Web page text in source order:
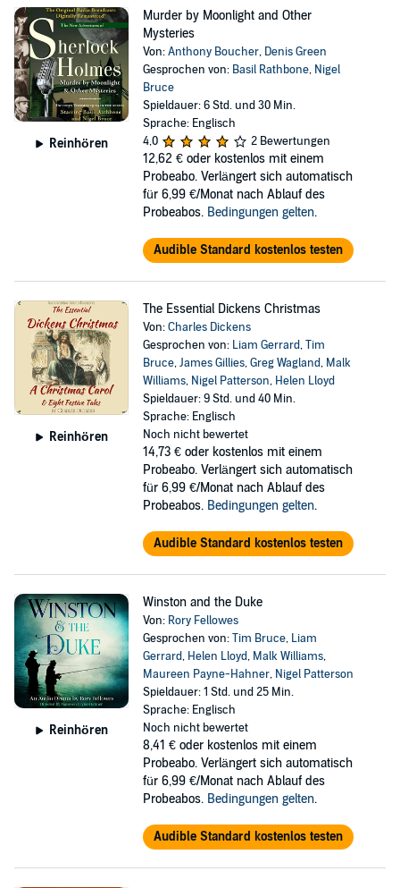
Reinhören
Murder by Moonlight and Other
Mysteries
Von:Anthony Boucher, Denis Green
Gesprochen von: Basil Rathbone, Nigel
Bruce
Spieldauer: 6 Std. und 30 Min.
Sprache: Englisch
4,0
2 Bewertungen
12,62 € oder kostenlos mit einem
Probeabo. Verlängert sich automatisch
für 6,99 €/Monat nach Ablauf des
Probeabos. Bedingungen gelten.
Audible Standard kostenlos testen
Reinhören
The Essential Dickens Christmas
Von:Charles Dickens
Gesprochen von: Liam Gerrard,Tim
Bruce,James Gillies,Greg Wagland, Malk
Williams, Nigel Patterson, Helen Lloyd
Spieldauer: 9 Std. und 40 Min.
Sprache: Englisch
Noch nicht bewertet
14,73 € oder kostenlos mit einem
Probeabo. Verlängert sich automatisch
für 6,99 €/Monat nach Ablauf des
Probeabos. Bedingungen gelten.
Audible Standard kostenlos testen
Reinhören
Winston and the Duke
Von: Rory Fellowes
Gesprochen von:Tim Bruce, Liam
Gerrard, Helen Lloyd, Malk Williams,
Maureen Payne-Hahner, Nigel Patterson
Spieldauer: 1 Std. und 25 Min.
Sprache: Englisch
Noch nicht bewertet
8,41 € oder kostenlos mit einem
Probeabo. Verlängert sich automatisch
für 6,99 €/Monat nach Ablauf des
Probeabos. Bedingungen gelten.
Audible Standard kostenlos testen